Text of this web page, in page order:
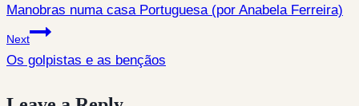
navigation
Manobras numa casa Portuguesa (por Anabela Ferreira)
Next
Os golpistas e as bençãos